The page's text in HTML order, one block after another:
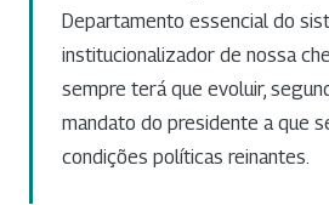
Departamento essencial do
institucionalizador de nossa
sempre terá que evoluir,
mandato do presidente a que
condições políticas reinantes.